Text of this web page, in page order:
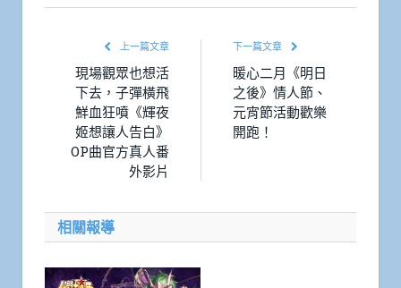
上一篇文章
現場觀眾也想活
下去，子彈橫飛
鮮血狂噴《輝夜
姬想讓人告白》
OP曲官方真人番
外影片
下一篇文章
暖心二月《明日
之後》情人節、
元宵節活動歡樂
開跑！
相關報導